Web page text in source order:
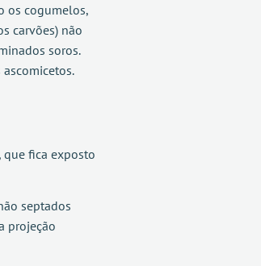
os cogumelos,
carvões) não
soros.
fica exposto
septados
projeção